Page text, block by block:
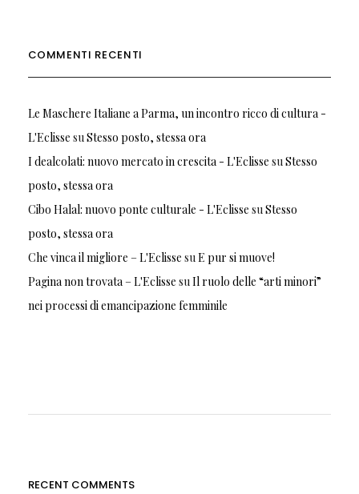
COMMENTI RECENTI
Le Maschere Italiane a Parma, un incontro ricco di cultura -
L'Eclisse suStesso posto, stessa ora
I dealcolati: nuovo mercato in crescita - L'Eclisse suStesso
posto, stessa ora
Cibo Halal: nuovo ponte culturale - L'Eclisse suStesso
posto, stessa ora
Che vinca il migliore – L'Eclisse suE pur si muove!
Pagina non trovata – L'Eclisse suIl ruolo delle “arti minori”
nei processi di emancipazione femminile
RECENT COMMENTS